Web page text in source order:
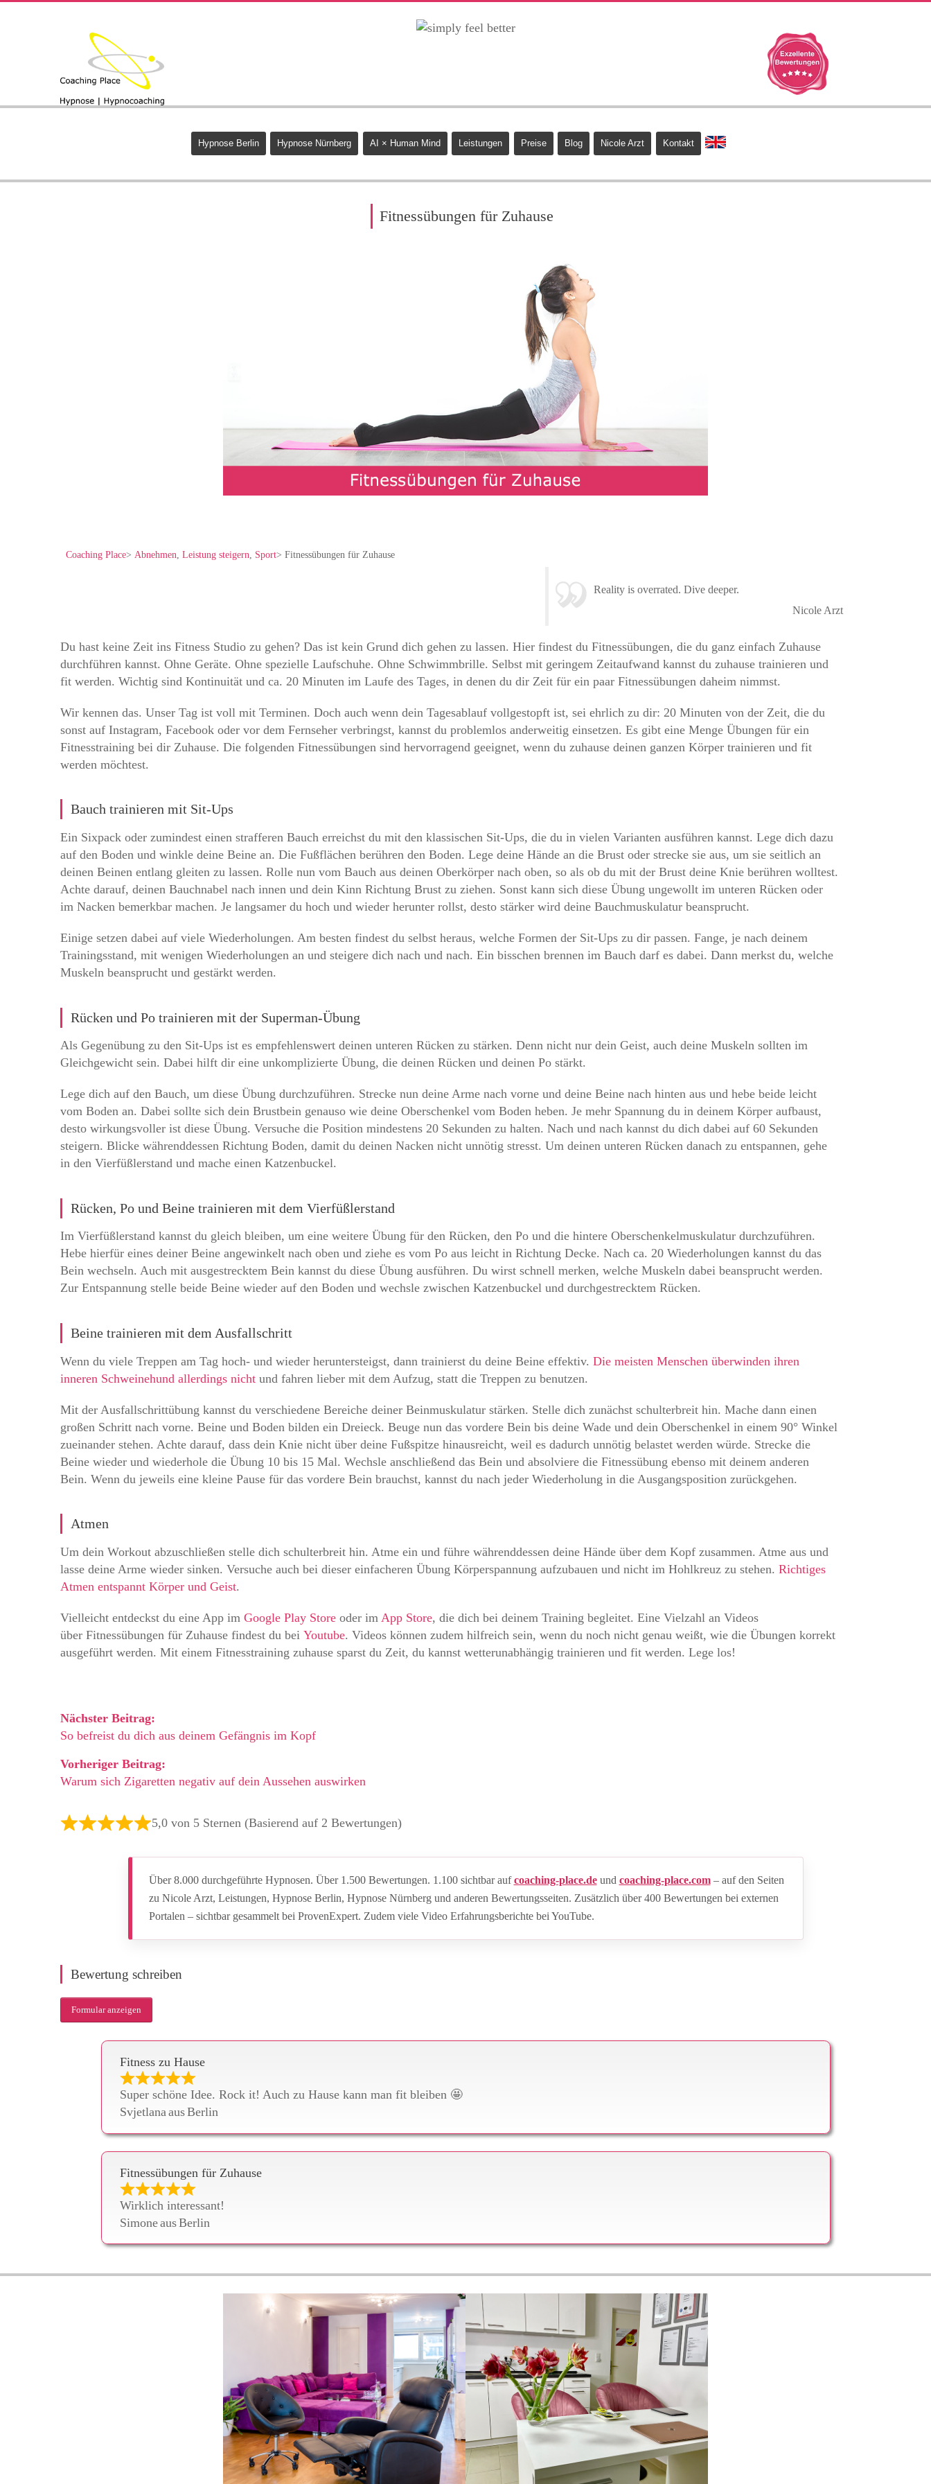
Hypnose Berlin Hypnose Nürnberg AI × Human Mind Leistungen Preise Blog Nicole Arzt Kontakt
Fitnessübungen für Zuhause
Coaching Place> Abnehmen Leistung steigern Sport> Fitnessübungen für Zuhause
Reality is overrated. Dive deeper.
Nicole Arzt
Du hast keine Zeit ins Fitness Studio zu gehen? Das ist kein Grund dich gehen zu lassen. Hier findest du Fitnessübungen, die du ganz einfach Zuhause
durchführen kannst. Ohne Geräte. Ohne spezielle Laufschuhe. Ohne Schwimmbrille. Selbst mit geringem Zeitaufwand kannst du zuhause trainieren und
fit werden. Wichtig sind Kontinuität und ca. 20 Minuten im Laufe des Tages, in denen du dir Zeit für ein paar Fitnessübungen daheim nimmst.
Wir kennen das. Unser Tag ist voll mit Terminen. Doch auch wenn dein Tagesablauf vollgestopft ist, sei ehrlich zu dir: 20 Minuten von der Zeit, die du
sonst auf Instagram, Facebook oder vor dem Fernseher verbringst, kannst du problemlos anderweitig einsetzen. Es gibt eine Menge Übungen für ein
Fitnesstraining bei dir Zuhause. Die folgenden Fitnessübungen sind hervorragend geeignet, wenn du zuhause deinen ganzen Körper trainieren und fit
werden möchtest.
Bauch trainieren mit Sit-Ups
Ein Sixpack oder zumindest einen strafferen Bauch erreichst du mit den klassischen Sit-Ups, die du in vielen Varianten ausführen kannst. Lege dich dazu
auf den Boden und winkle deine Beine an. Die Fußflächen berühren den Boden. Lege deine Hände an die Brust oder strecke sie aus, um sie seitlich an
deinen Beinen entlang gleiten zu lassen. Rolle nun vom Bauch aus deinen Oberkörper nach oben, so als ob du mit der Brust deine Knie berühren wolltest.
Achte darauf, deinen Bauchnabel nach innen und dein Kinn Richtung Brust zu ziehen. Sonst kann sich diese Übung ungewollt im unteren Rücken oder
im Nacken bemerkbar machen. Je langsamer du hoch und wieder herunter rollst, desto stärker wird deine Bauchmuskulatur beansprucht.
Einige setzen dabei auf viele Wiederholungen. Am besten findest du selbst heraus, welche Formen der Sit-Ups zu dir passen. Fange, je nach deinem
Trainingsstand, mit wenigen Wiederholungen an und steigere dich nach und nach. Ein bisschen brennen im Bauch darf es dabei. Dann merkst du, welche
Muskeln beansprucht und gestärkt werden.
Rücken und Po trainieren mit der Superman-Übung
Als Gegenübung zu den Sit-Ups ist es empfehlenswert deinen unteren Rücken zu stärken. Denn nicht nur dein Geist, auch deine Muskeln sollten im
Gleichgewicht sein. Dabei hilft dir eine unkomplizierte Übung, die deinen Rücken und deinen Po stärkt.
Lege dich auf den Bauch, um diese Übung durchzuführen. Strecke nun deine Arme nach vorne und deine Beine nach hinten aus und hebe beide leicht
vom Boden an. Dabei sollte sich dein Brustbein genauso wie deine Oberschenkel vom Boden heben. Je mehr Spannung du in deinem Körper aufbaust,
desto wirkungsvoller ist diese Übung. Versuche die Position mindestens 20 Sekunden zu halten. Nach und nach kannst du dich dabei auf 60 Sekunden
steigern. Blicke währenddessen Richtung Boden, damit du deinen Nacken nicht unnötig stresst. Um deinen unteren Rücken danach zu entspannen, gehe
in den Vierfüßlerstand und mache einen Katzenbuckel.
Rücken, Po und Beine trainieren mit dem Vierfüßlerstand
Im Vierfüßlerstand kannst du gleich bleiben, um eine weitere Übung für den Rücken, den Po und die hintere Oberschenkelmuskulatur durchzuführen.
Hebe hierfür eines deiner Beine angewinkelt nach oben und ziehe es vom Po aus leicht in Richtung Decke. Nach ca. 20 Wiederholungen kannst du das
Bein wechseln. Auch mit ausgestrecktem Bein kannst du diese Übung ausführen. Du wirst schnell merken, welche Muskeln dabei beansprucht werden.
Zur Entspannung stelle beide Beine wieder auf den Boden und wechsle zwischen Katzenbuckel und durchgestrecktem Rücken.
Beine trainieren mit dem Ausfallschritt
Wenn du viele Treppen am Tag hoch- und wieder heruntersteigst, dann trainierst du deine Beine effektiv. Die meisten Menschen überwinden ihren
inneren Schweinehund allerdings nicht und fahren lieber mit dem Aufzug, statt die Treppen zu benutzen.
Mit der Ausfallschrittübung kannst du verschiedene Bereiche deiner Beinmuskulatur stärken. Stelle dich zunächst schulterbreit hin. Mache dann einen
großen Schritt nach vorne. Beine und Boden bilden ein Dreieck. Beuge nun das vordere Bein bis deine Wade und dein Oberschenkel in einem 90° Winkel
zueinander stehen. Achte darauf, dass dein Knie nicht über deine Fußspitze hinausreicht, weil es dadurch unnötig belastet werden würde. Strecke die
Beine wieder und wiederhole die Übung 10 bis 15 Mal. Wechsle anschließend das Bein und absolviere die Fitnessübung ebenso mit deinem anderen
Bein. Wenn du jeweils eine kleine Pause für das vordere Bein brauchst, kannst du nach jeder Wiederholung in die Ausgangsposition zurückgehen.
Atmen
Um dein Workout abzuschließen stelle dich schulterbreit hin. Atme ein und führe währenddessen deine Hände über dem Kopf zusammen. Atme aus und
lasse deine Arme wieder sinken. Versuche auch bei dieser einfacheren Übung Körperspannung aufzubauen und nicht im Hohlkreuz zu stehen. Richtiges
Atmen entspannt Körper und Geist.
Vielleicht entdeckst du eine App im Google Play Store oder im App Store, die dich bei deinem Training begleitet. Eine Vielzahl an Videos
über Fitnessübungen für Zuhause findest du bei Youtube. Videos können zudem hilfreich sein, wenn du noch nicht genau weißt, wie die Übungen korrekt
ausgeführt werden. Mit einem Fitnesstraining zuhause sparst du Zeit, du kannst wetterunabhängig trainieren und fit werden. Lege los!
Vorheriger Beitrag:
Warum sich Zigaretten negativ auf dein Aussehen auswirken
Nächster Beitrag:
So befreist du dich aus deinem Gefängnis im Kopf
5,0 von 5 Sternen (Basierend auf 2 Bewertungen)
Über 8.000 durchgeführte Hypnosen. Über 1.500 Bewertungen. 1.100 sichtbar aufcoaching-place.deund coaching-place.com– auf den Seiten
zu Nicole Arzt, Leistungen, Hypnose Berlin, Hypnose Nürnberg und anderen Bewertungsseiten. Zusätzlich über 400 Bewertungen bei externen
Portalen – sichtbar gesammelt bei ProvenExpert. Zudem viele Video Erfahrungsberichte bei YouTube.
Bewertung schreiben
Formular anzeigen
Fitness zu Hause
Super schöne Idee. Rock it! Auch zu Hause kann man fit bleiben 🤩
Svjetlana ausBerlin
Fitnessübungen für Zuhause
Wirklich interessant!
SimoneausBerlin